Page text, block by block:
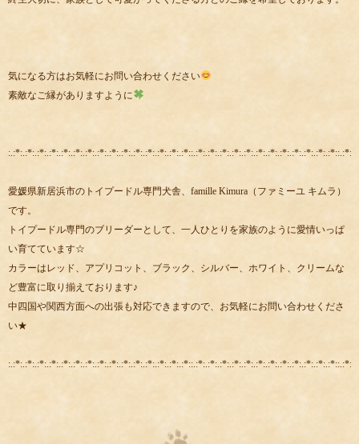
気になる方はお気軽にお問い合わせください
素敵なご縁がありますように
:.:*:.:*:.:*:.:*:.:*:.:*:.:*:.:*:.:*:.:*:.:*:.:*:.:*:.:*:.:*::.:*:.:*:.:*:.:*:.:*:.:*:.:*:.:*:.:*:.:*:.:*:.:*::.:*:.:
愛媛県新居浜市のトイプードル専門犬舎、famille Kimura（ファミーユ キムラ）
です。
トイプードル専門のブリーダーとして、一人ひとりを家族のように愛情いっぱ
い育てています☆
カラーはレッド、アプリコット、ブラック、シルバー、ホワイト、クリームな
ど豊富に取り揃えております♪
中四国や関西方面への出張も対応できますので、お気軽にお問い合わせくださ
い★
:.:*:.:*:.:*:.:*:.:*:.:*:.:*:.:*:.:*:.:*:.:*:.:*:.:*:.:*:.:*::.:*:.:*:.:*:.:*:.:*:.:*:.:*:.:*:.:*:.:*:.:*:.:*::.:*:.: